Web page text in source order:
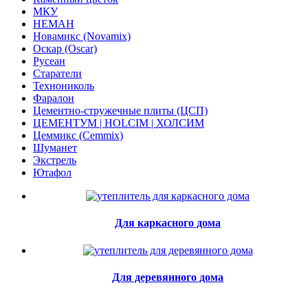
МКУ
НЕМАН
Новамикс (Novamix)
Оскар (Oscar)
Русеан
Старатели
Технониколь
Фаралон
Цементно-стружечные плиты (ЦСП)
ЦЕМЕНТУМ | HOLCIM | ХОЛСИМ
Цеммикс (Cemmix)
Шуманет
Экстрель
Ютафол
Для каркасного дома
Для деревянного дома